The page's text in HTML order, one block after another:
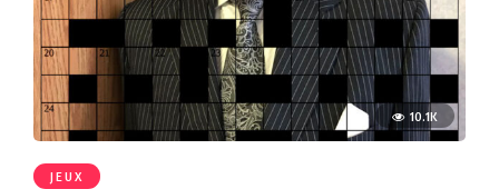
10.1K
JEUX